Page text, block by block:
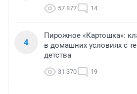
57 877 14
4
Пирожное «Картошка»:
в домашних условиях с
детства
31 370 19